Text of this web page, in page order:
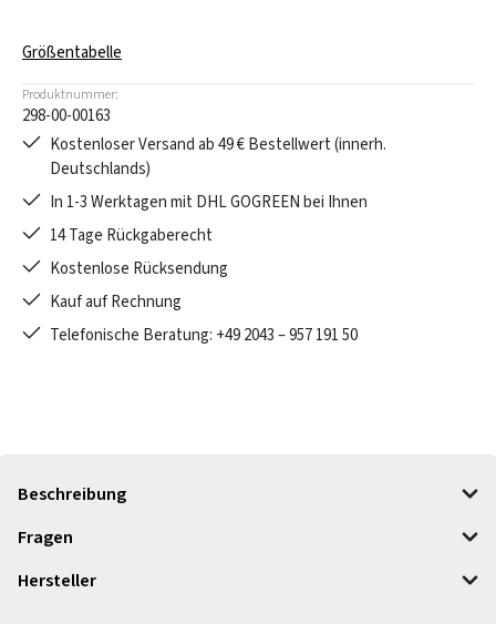
Größentabelle
Produktnummer:
298-00-00163
Kostenloser Versand ab 49 € Bestellwert (innerh.
Deutschlands)
In 1-3 Werktagen mit DHL GOGREEN bei Ihnen
14 Tage Rückgaberecht
Kostenlose Rücksendung
Kauf auf Rechnung
Telefonische Beratung: +49 2043 – 957 191 50
Beschreibung
Fragen
Hersteller